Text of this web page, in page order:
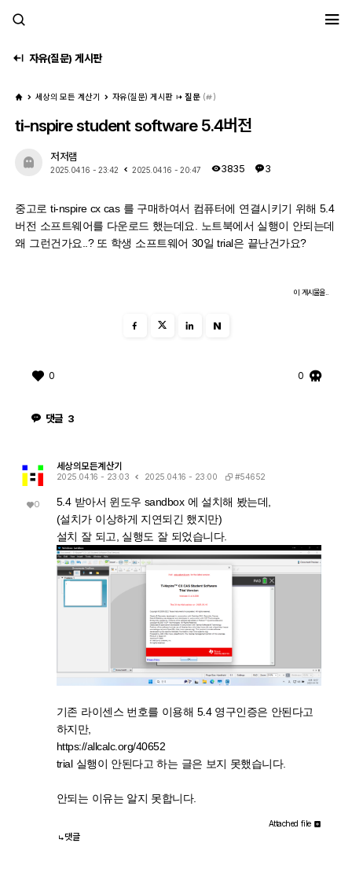
자유(질문) 게시판
세상의 모든 계산기 자유(질문) 게시판 질문 ( )
ti-nspire student software 5.4버전
저저램
2025.04.16 - 23:42 2025.04.16 - 20:47 3835 3
중고로 ti-nspire cx cas 를 구매하여서 컴퓨터에 연결시키기 위해 5.4
버전 소프트웨어를 다운로드 했는데요. 노트북에서 실행이 안되는데
왜 그런건가요..? 또 학생 소프트웨어 30일 trial은 끝난건가요?
이 게시물을..
N
0 0
댓글 3
0
세상의모든계산기
2025.04.16 - 23:03 2025.04.16 - 23:00 #54652
5.4 받아서 윈도우 sandbox 에 설치해 봤는데,
(설치가 이상하게 지연되긴 했지만)
설치 잘 되고, 실행도 잘 되었습니다.
기존 라이센스 번호를 이용해 5.4 영구인증은 안된다고
하지만,
https://allcalc.org/40652
trial 실행이 안된다고 하는 글은 보지 못했습니다.
안되는 이유는 알지 못합니다.
Attached file
댓글